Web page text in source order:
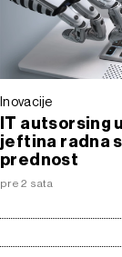
Inovacije
IT autsorsing
jeftina radna
prednost
pre 2 sata